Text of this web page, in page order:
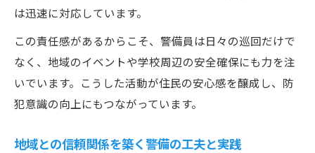
住民と警備員の交流で生まれる安心感
警備経験が地域社会にもたらす価値
警備員の実体験が信頼を高める力になる
は迅速に対応しています。
この責任感があるからこそ、警備員は日々の巡回だけで
なく、地域のイベントや学校周辺の安全確保にも力を注
いでいます。こうした活動が住民の安心感を醸成し、防
犯意識の向上にもつながっています。
地域との信頼関係を築く警備の工夫と実践